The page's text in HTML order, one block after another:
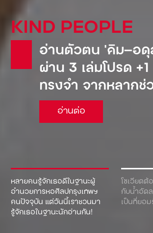
หลายคนรู้จักเธอดีในฐานะผู้
อำนวยการหอศิลปกรุงเทพฯ
คนปัจจุบัน แต่วันนี้เราชวนมา
รู้จักเธอในฐานะนักอ่านกัน!
โซเวียตต้
กับน้ำอัดล
เป็นที่ยอม
KIND PEOPLE
อ่านตัวตน ‘คิม—อดุ
ผ่าน 3 เล่มโปรด +1
ทรงจำ จากหลากช่
อ่านต่อ